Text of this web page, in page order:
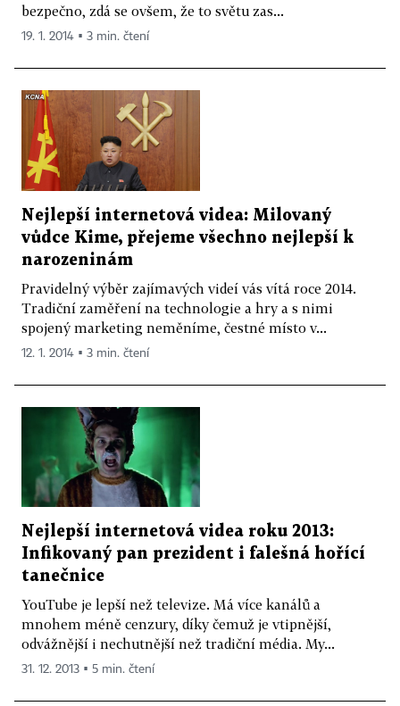
bezpečno, zdá se ovšem, že to světu zas...
19. 1. 2014 ▪ 3 min. čtení
Nejlepší internetová videa: Milovaný
vůdce Kime, přejeme všechno nejlepší k
narozeninám
Pravidelný výběr zajímavých videí vás vítá roce 2014.
Tradiční zaměření na technologie a hry a s nimi
spojený marketing neměníme, čestné místo v...
12. 1. 2014 ▪ 3 min. čtení
Nejlepší internetová videa roku 2013:
Infikovaný pan prezident i falešná hořící
tanečnice
YouTube je lepší než televize. Má více kanálů a
mnohem méně cenzury, díky čemuž je vtipnější,
odvážnější i nechutnější než tradiční média. My...
31. 12. 2013 ▪ 5 min. čtení